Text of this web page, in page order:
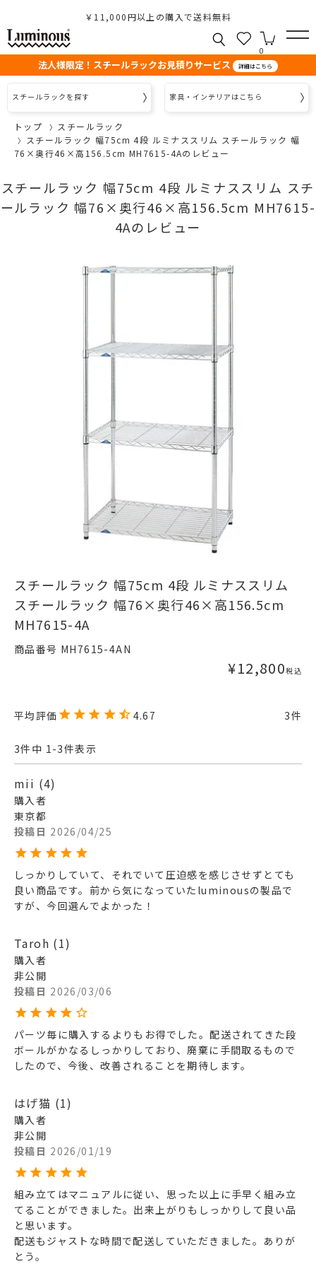
￥11,000円以上の購入で送料無料
0
法人様限定！スチールラックお見積りサービス 詳細はこちら
スチールラックを探す 家具・インテリアはこちら
トップ
スチールラック
スチールラック 幅75cm 4段 ルミナススリム スチールラック 幅
76×奥行46×高156.5cm MH7615-4Aのレビュー
スチールラック 幅75cm 4段 ルミナススリム スチ
ールラック 幅76×奥行46×高156.5cm MH7615-
4Aのレビュー
スチールラック 幅75cm 4段 ルミナススリム
スチールラック 幅76×奥行46×高156.5cm
MH7615-4A
商品番号 MH7615-4AN
¥12,800税込
4.67 3
3件中 1 -3件表示
mii 4
購入者
東京都
投稿日 2026/04/25
しっかりしていて、それでいて圧迫感を感じさせずとても
良い商品です。前から気になっていたluminousの製品で
すが、今回選んでよかった！
Taroh 1
購入者
非公開
投稿日 2026/03/06
パーツ毎に購入するよりもお得でした。配送されてきた段
ボールがかなるしっかりしており、廃棄に手間取るもので
したので、今後、改善されることを期待します。
はげ猫 1
購入者
非公開
投稿日 2026/01/19
組み立てはマニュアルに従い、思った以上に手早く組み立
てることができました。出来上がりもしっかりして良い品
と思います。
配送もジャストな時間で配送していただきました。ありが
とう。